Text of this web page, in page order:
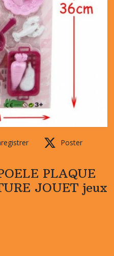
Poster
PLAQUE
JOUET jeux